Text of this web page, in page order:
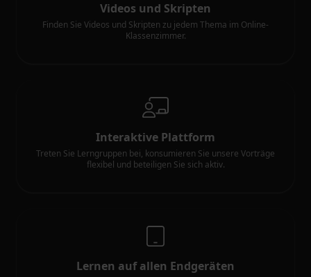
Videos und Skripten
Finden Sie Videos und Skripten zu jedem Thema im Online-
Klassenzimmer.
Interaktive Plattform
Treten Sie Lerngruppen bei, konsumieren Sie unsere Vorträge
flexibel und beteiligen Sie sich aktiv.
Lernen auf allen Endgeräten